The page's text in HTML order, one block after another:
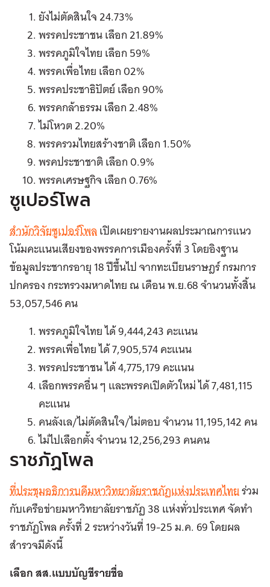
ยังไม่ตัดสินใจ 24.73%
พรรคประชาชน เลือก 21.89%
พรรคภูมิใจไทย เลือก 59%
พรรคเพื่อไทย เลือก 02%
พรรคประชาธิปัตย์ เลือก 90%
พรรคกล้าธรรม เลือก 2.48%
ไม่โหวต 2.20%
พรรครวมไทยสร้างชาติ เลือก 1.50%
พรคประชาชาติ เลือก 0.9%
พรรคเศรษฐกิจ เลือก 0.76%
ซูเปอร์โพล
สำนักวิจัยซูเปอร์โพลเปิดเผยรายงานผลประมาณการแนว
โน้มคะแนนเสียงของพรรคการเมืองครั้งที่ 3 โดยอิงฐาน
ข้อมูลประชากรอายุ 18 ปีขึ้นไป จากทะเบียนราษฎร์ กรมการ
ปกครอง กระทรวงมหาดไทย ณ เดือน พ.ย.68 จำนวนทั้งสิ้น
53,057,546 คน
พรรคภูมิใจไทย ได้ 9,444,243 คะแนน
พรรคเพื่อไทย ได้ 7,905,574 คะแนน
พรรคประชาชน ได้ 4,775,179 คะแนน
เลือกพรรคอื่น ๆ และพรรคเปิดตัวใหม่ ได้ 7,481,115
คะแนน
คนลังเล/ไม่ตัดสินใจ/ไม่ตอบ จำนวน 11,195,142 คน
ไม่ไปเลือกตั้ง จำนวน 12,256,293 คนคน
ราชภัฏโพล
ที่ประชุมอธิการบดีมหาวิทยาลัยราชภัฏแห่งประเทศไทยร่วม
กับเครือข่ายมหาวิทยาลัยราชภัฏ 38 แห่งทั่วประเทศ จัดทำ
ราชภัฏโพล ครั้งที่ 2 ระหว่างวันที่ 19-25 ม.ค. 69 โดยผล
สำรวจมีดังนี้
เลือก สส.แบบบัญชีรายชื่อ